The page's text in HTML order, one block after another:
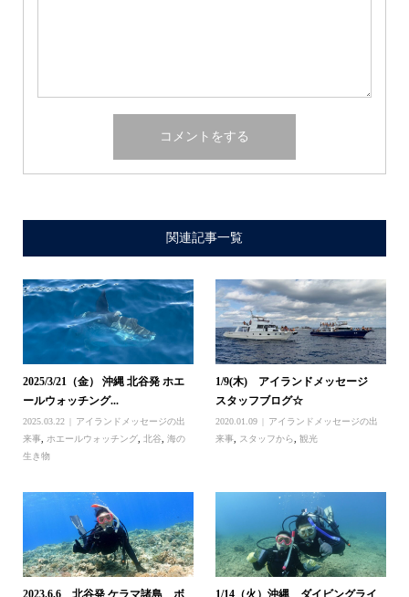
関連記事一覧
2025/3/21（金） 沖縄 北谷発 ホエ
ールウォッチング...
2025.03.22
アイランドメッセージの出
来事, ホエールウォッチング, 北谷, 海の
生き物
1/9(木) アイランドメッセージ
スタッフブログ☆
2020.01.09
アイランドメッセージの出
来事
スタッフから ,観光